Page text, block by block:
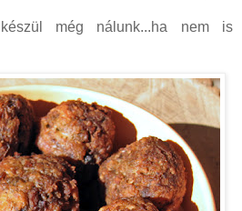
még nálunk...ha nem is